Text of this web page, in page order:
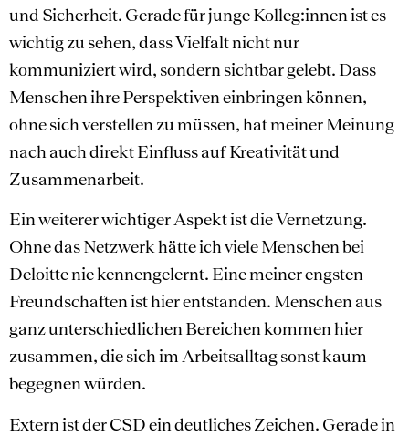
und Sicherheit. Gerade für junge Kolleg:innen ist es
wichtig zu sehen, dass Vielfalt nicht nur
kommuniziert wird, sondern sichtbar gelebt. Dass
Menschen ihre Perspektiven einbringen können,
ohne sich verstellen zu müssen, hat meiner Meinung
nach auch direkt Einfluss auf Kreativität und
Zusammenarbeit.
Ein weiterer wichtiger Aspekt ist die Vernetzung.
Ohne das Netzwerk hätte ich viele Menschen bei
Deloitte nie kennengelernt. Eine meiner engsten
Freundschaften ist hier entstanden. Menschen aus
ganz unterschiedlichen Bereichen kommen hier
zusammen, die sich im Arbeitsalltag sonst kaum
begegnen würden.
Extern ist der CSD ein deutliches Zeichen. Gerade in